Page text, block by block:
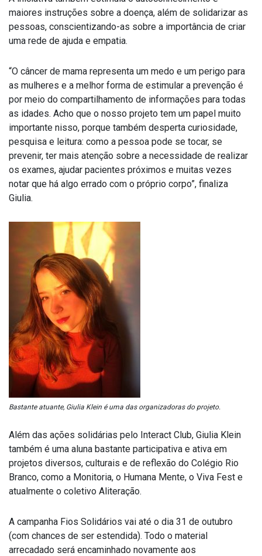
maiores instruções sobre a doença, além de solidarizar as
pessoas, conscientizando-as sobre a importância de criar
uma rede de ajuda e empatia.
“O câncer de mama representa um medo e um perigo para
as mulheres e a melhor forma de estimular a prevenção é
por meio do compartilhamento de informações para todas
as idades. Acho que o nosso projeto tem um papel muito
importante nisso, porque também desperta curiosidade,
pesquisa e leitura: como a pessoa pode se tocar, se
prevenir, ter mais atenção sobre a necessidade de realizar
os exames, ajudar pacientes próximos e muitas vezes
notar que há algo errado com o próprio corpo”, finaliza
Giulia.
Bastante atuante, Giulia Klein é uma das organizadoras do projeto.
Além das ações solidárias pelo Interact Club, Giulia Klein
também é uma aluna bastante participativa e ativa em
projetos diversos, culturais e de reflexão do Colégio Rio
Branco, como a Monitoria, o Humana Mente, o Viva Fest e
atualmente o coletivo Aliteração.
A campanha Fios Solidários vai até o dia 31 de outubro
(com chances de ser estendida). Todo o material
arrecadado será encaminhado novamente aos